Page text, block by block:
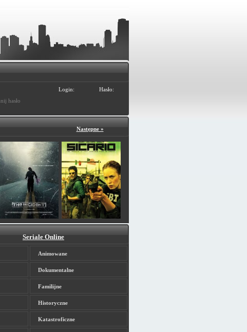
Login:
Hasło:
hasło
Następne »
Seriale Online
Animowane
Dokumentalne
Familijne
Historyczne
Katastroficzne